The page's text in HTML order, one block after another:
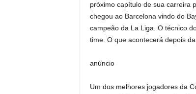
próximo capítulo de sua carreira
chegou ao Barcelona vindo do
campeão da La Liga. O técnico
time. O que acontecerá depois
anúncio
Um dos melhores jogadores da